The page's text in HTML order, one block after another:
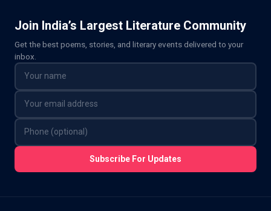
Join India’s Largest Literature Community
Get the best poems, stories, and literary events delivered to your
inbox.
Subscribe For Updates